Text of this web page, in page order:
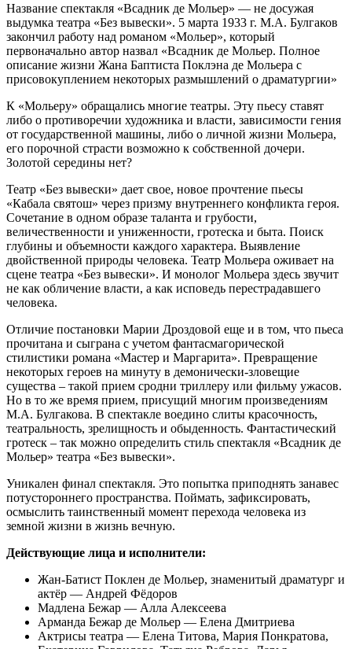
Название спектакля «Всадник де Мольер» — не досужая
выдумка театра «Без вывески». 5 марта 1933 г. М.А. Булгаков
закончил работу над романом «Мольер», который
первоначально автор назвал «Всадник де Мольер. Полное
описание жизни Жана Баптиста Поклэна де Мольера с
присовокуплением некоторых размышлений о драматургии»
К «Мольеру» обращались многие театры. Эту пьесу ставят
либо о противоречии художника и власти, зависимости гения
от государственной машины, либо о личной жизни Мольера,
его порочной страсти возможно к собственной дочери.
Золотой середины нет?
Театр «Без вывески» дает свое, новое прочтение пьесы
«Кабала святош» через призму внутреннего конфликта героя.
Сочетание в одном образе таланта и грубости,
величественности и униженности, гротеска и быта. Поиск
глубины и объемности каждого характера. Выявление
двойственной природы человека. Театр Мольера оживает на
сцене театра «Без вывески». И монолог Мольера здесь звучит
не как обличение власти, а как исповедь перестрадавшего
человека.
Отличие постановки Марии Дроздовой еще и в том, что пьеса
прочитана и сыграна с учетом фантасмагорической
стилистики романа «Мастер и Маргарита». Превращение
некоторых героев на минуту в демонически-зловещие
существа – такой прием сродни триллеру или фильму ужасов.
Но в то же время прием, присущий многим произведениям
М.А. Булгакова. В спектакле воедино слиты красочность,
театральность, зрелищность и обыденность. Фантастический
гротеск – так можно определить стиль спектакля «Всадник де
Мольер» театра «Без вывески».
Уникален финал спектакля. Это попытка приподнять занавес
потустороннего пространства. Поймать, зафиксировать,
осмыслить таинственный момент перехода человека из
земной жизни в жизнь вечную.
Действующие лица и исполнители:
Жан-Батист Поклен де Мольер, знаменитый драматург и
актёр — Андрей Фёдоров
Мадлена Бежар — Алла Алексеева
Арманда Бежар де Мольер — Елена Дмитриева
Актрисы театра — Елена Титова, Мария Понкратова,